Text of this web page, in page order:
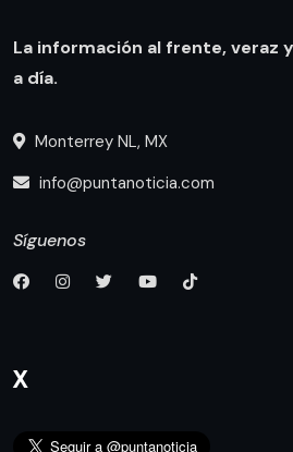
La información al frente, veraz
a día.
Monterrey NL, MX
info@puntanoticia.com
Síguenos
X